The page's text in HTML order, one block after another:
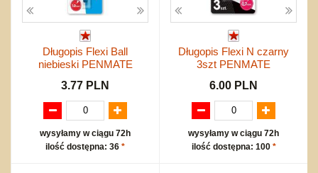
Długopis Flexi Ball
niebieski PENMATE
3.77 PLN
wysyłamy w ciągu 72h
ilość dostępna: 36 *
Długopis Flexi N czarny
3szt PENMATE
6.00 PLN
wysyłamy w ciągu 72h
ilość dostępna: 100 *